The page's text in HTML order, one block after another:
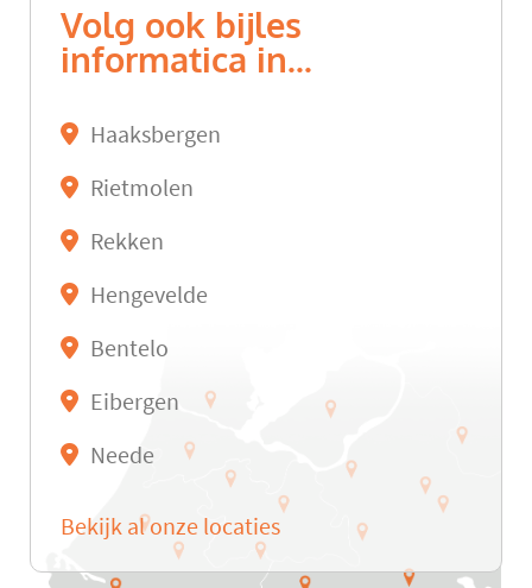
Volg ook bijles
informatica in...
Haaksbergen
Rietmolen
Rekken
Hengevelde
Bentelo
Eibergen
Neede
Bekijk al onze locaties